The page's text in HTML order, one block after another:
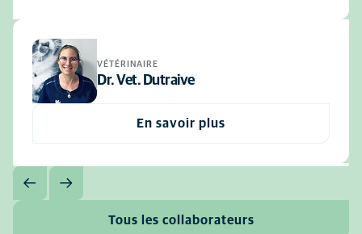
VÉTÉRINAIRE
Dr. Vet. Dutraive
En savoir plus
Tous les collaborateurs